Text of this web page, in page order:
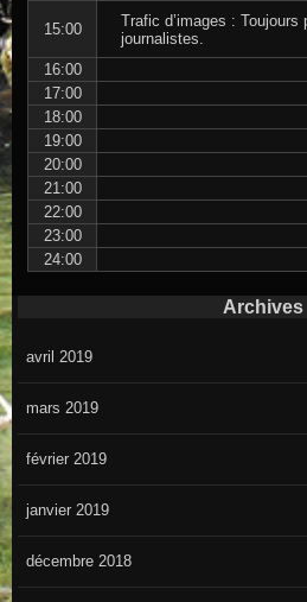
15:00
Trafic d’images :
journalistes.
16:00
17:00
18:00
19:00
20:00
21:00
22:00
23:00
24:00
Archives
avril 2019
mars 2019
février 2019
janvier 2019
décembre 2018